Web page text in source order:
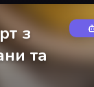
з
та